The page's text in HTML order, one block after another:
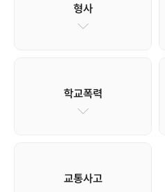
형사
학교폭력
교통사고